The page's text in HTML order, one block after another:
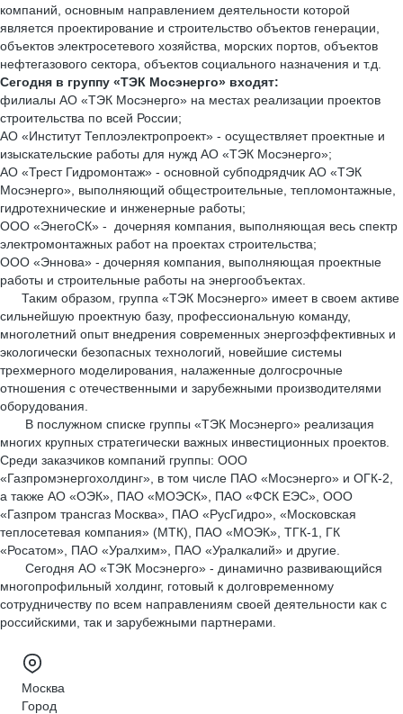
компаний, основным направлением деятельности которой
является проектирование и строительство объектов генерации,
объектов электросетевого хозяйства, морских портов, объектов
нефтегазового сектора, объектов социального назначения и т.д.
Сегодня в группу «ТЭК Мосэнерго» входят:
филиалы АО «ТЭК Мосэнерго» на местах реализации проектов
строительства по всей России;
АО «Институт Теплоэлектропроект» - осуществляет проектные и
изыскательские работы для нужд АО «ТЭК Мосэнерго»;
АО «Трест Гидромонтаж» - основной субподрядчик АО «ТЭК
Мосэнерго», выполняющий общестроительные, тепломонтажные,
гидротехнические и инженерные работы;
ООО «ЭнегоСК» - дочерняя компания, выполняющая весь спектр
электромонтажных работ на проектах строительства;
ООО «Эннова» - дочерняя компания, выполняющая проектные
работы и строительные работы на энергообъектах.
Таким образом, группа «ТЭК Мосэнерго» имеет в своем активе
сильнейшую проектную базу, профессиональную команду,
многолетний опыт внедрения современных энергоэффективных и
экологически безопасных технологий, новейшие системы
трехмерного моделирования, налаженные долгосрочные
отношения с отечественными и зарубежными производителями
оборудования.
В послужном списке группы «ТЭК Мосэнерго» реализация
многих крупных стратегически важных инвестиционных проектов.
Среди заказчиков компаний группы: ООО
«Газпромэнергохолдинг», в том числе ПАО «Мосэнерго» и ОГК-2,
а также АО «ОЭК», ПАО «МОЭСК», ПАО «ФСК ЕЭС», ООО
«Газпром трансгаз Москва», ПАО «РусГидро», «Московская
теплосетевая компания» (МТК), ПАО «МОЭК», ТГК-1, ГК
«Росатом», ПАО «Уралхим», ПАО «Уралкалий» и другие.
Сегодня АО «ТЭК Мосэнерго» - динамично развивающийся
многопрофильный холдинг, готовый к долговременному
сотрудничеству по всем направлениям своей деятельности как с
российскими, так и зарубежными партнерами.
Москва
Город